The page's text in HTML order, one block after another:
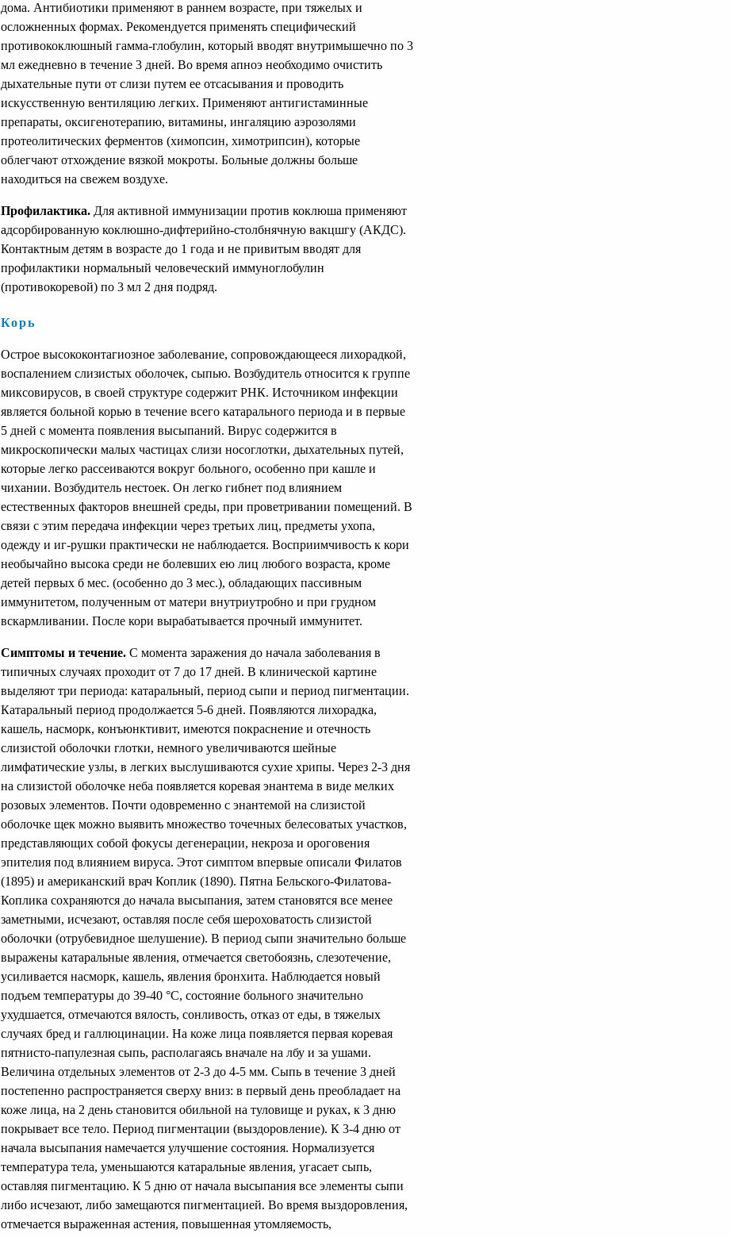
дома. Антибиотики применяют в раннем возрасте, при тяжелых и
осложненных формах. Рекомендуется применять специфический
противококлюшный гамма-глобулин, который вводят внутримышечно по 3
мл ежедневно в течение 3 дней. Во время апноэ необходимо очистить
дыхательные пути от слизи путем ее отсасывания и проводить
искусственную вентиляцию легких. Применяют антигистаминные
препараты, оксигенотерапию, витамины, ингаляцию аэрозолями
протеолитических ферментов (химопсин, химотрипсин), которые
облегчают отхождение вязкой мокроты. Больные должны больше
находиться на свежем воздухе.
Профилактика. Для активной иммунизации против коклюша применяют
адсорбированную коклюшно-дифтерийно-столбнячную вакцшгу (АКДС).
Контактным детям в возрасте до 1 года и не привитым вводят для
профилактики нормальный человеческий иммуноглобулин
(противокоревой) по 3 мл 2 дня подряд.
Корь
Острое высококонтагиозное заболевание, сопровождающееся лихорадкой,
воспалением слизистых оболочек, сыпью. Возбудитель относится к группе
миксовирусов, в своей структуре содержит РНК. Источником инфекции
является больной корью в течение всего катарального периода и в первые
5 дней с момента появления высыпаний. Вирус содержится в
микроскопически малых частицах слизи носоглотки, дыхательных путей,
которые легко рассеиваются вокруг больного, особенно при кашле и
чихании. Возбудитель нестоек. Он легко гибнет под влиянием
естественных факторов внешней среды, при проветривании помещений. В
связи с этим передача инфекции через третьих лиц, предметы ухопа,
одежду и иг-рушки практически не наблюдается. Восприимчивость к кори
необычайно высока среди не болевших ею лиц любого возраста, кроме
детей первых б мес. (особенно до 3 мес.), обладающих пассивным
иммунитетом, полученным от матери внутриутробно и при грудном
вскармливании. После кори вырабатывается прочный иммунитет.
Симптомы и течение. С момента заражения до начала заболевания в
типичных случаях проходит от 7 до 17 дней. В клинической картине
выделяют три периода: катаральный, период сыпи и период пигментации.
Катаральный период продолжается 5-6 дней. Появляются лихорадка,
кашель, насморк, конъюнктивит, имеются покраснение и отечность
слизистой оболочки глотки, немного увеличиваются шейные
лимфатические узлы, в легких выслушиваются сухие хрипы. Через 2-3 дня
на слизистой оболочке неба появляется коревая энантема в виде мелких
розовых элементов. Почти одовременно с энантемой на слизистой
оболочке щек можно выявить множество точечных белесоватых участков,
представляющих собой фокусы дегенерации, некроза и ороговения
эпителия под влиянием вируса. Этот симптом впервые описали Филатов
(1895) и американский врач Коплик (1890). Пятна Бельского-Филатова-
Коплика сохраняются до начала высыпания, затем становятся все менее
заметными, исчезают, оставляя после себя шероховатость слизистой
оболочки (отрубевидное шелушение). В период сыпи значительно больше
выражены катаральные явления, отмечается светобоязнь, слезотечение,
усиливается насморк, кашель, явления бронхита. Наблюдается новый
подъем температуры до 39-40 °С, состояние больного значительно
ухудшается, отмечаются вялость, сонливость, отказ от еды, в тяжелых
случаях бред и галлюцинации. На коже лица появляется первая коревая
пятнисто-папулезная сыпь, располагаясь вначале на лбу и за ушами.
Величина отдельных элементов от 2-3 до 4-5 мм. Сыпь в течение 3 дней
постепенно распространяется сверху вниз: в первый день преобладает на
коже лица, на 2 день становится обильной на туловище и руках, к 3 дню
покрывает все тело. Период пигментации (выздоровление). К 3-4 дню от
начала высыпания намечается улучшение состояния. Нормализуется
температура тела, уменьшаются катаральные явления, угасает сыпь,
оставляя пигментацию. К 5 дню от начала высыпания все элементы сыпи
либо исчезают, либо замещаются пигментацией. Во время выздоровления,
отмечается выраженная астения, повышенная утомляемость,